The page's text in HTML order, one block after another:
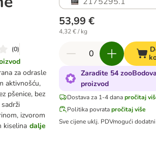
(0)
za odrasle
aktivnošću,
pšenice, bez
izvorom
kiselina dalje
53,99 €
4,32 € / kg
Zaradite 54
proizvod
Dostava za 1-4 danapročitaj
Politika povratapročitaj više
Sve cijene uklj. PDVmogući